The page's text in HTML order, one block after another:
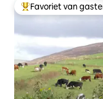
Topfavoriet van
Favoriet van